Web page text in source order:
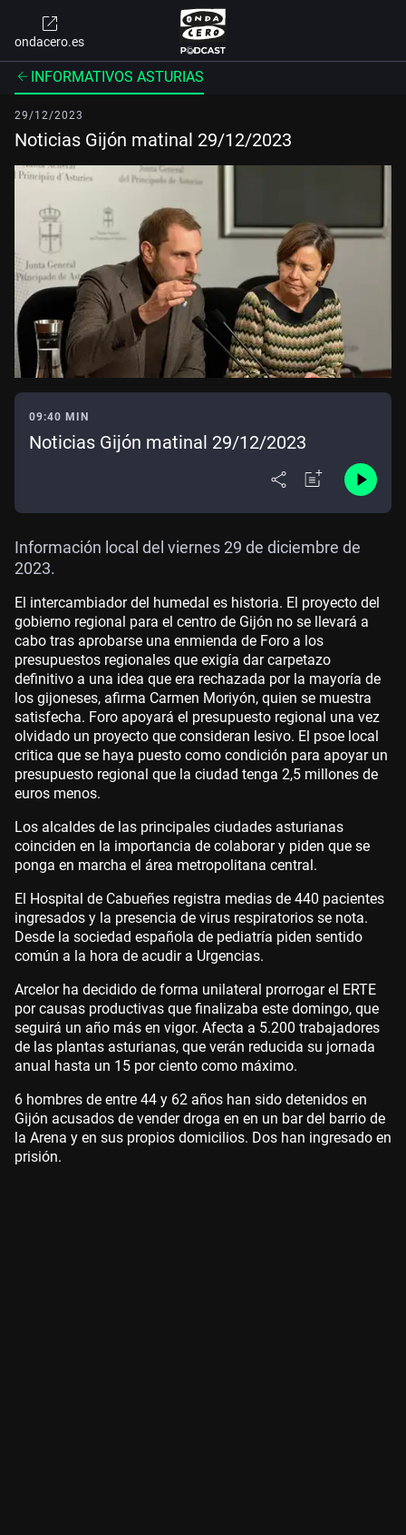
ondacero.es
INFORMATIVOS ASTURIAS
29/12/2023
Noticias Gijón matinal 29/12/2023
09:40 MIN
Noticias Gijón matinal 29/12/2023
Información local del viernes 29 de diciembre de
2023.
El intercambiador del humedal es historia. El proyecto del
gobierno regional para el centro de Gijón no se llevará a
cabo tras aprobarse una enmienda de Foro a los
presupuestos regionales que exigía dar carpetazo
definitivo a una idea que era rechazada por la mayoría de
los gijoneses, afirma Carmen Moriyón, quien se muestra
satisfecha. Foro apoyará el presupuesto regional una vez
olvidado un proyecto que consideran lesivo. El psoe local
critica que se haya puesto como condición para apoyar un
presupuesto regional que la ciudad tenga 2,5 millones de
euros menos.
Los alcaldes de las principales ciudades asturianas
coinciden en la importancia de colaborar y piden que se
ponga en marcha el área metropolitana central.
El Hospital de Cabueñes registra medias de 440 pacientes
ingresados y la presencia de virus respiratorios se nota.
Desde la sociedad española de pediatría piden sentido
común a la hora de acudir a Urgencias.
Arcelor ha decidido de forma unilateral prorrogar el ERTE
por causas productivas que finalizaba este domingo, que
seguirá un año más en vigor. Afecta a 5.200 trabajadores
de las plantas asturianas, que verán reducida su jornada
anual hasta un 15 por ciento como máximo.
6 hombres de entre 44 y 62 años han sido detenidos en
Gijón acusados de vender droga en en un bar del barrio de
la Arena y en sus propios domicilios. Dos han ingresado en
prisión.